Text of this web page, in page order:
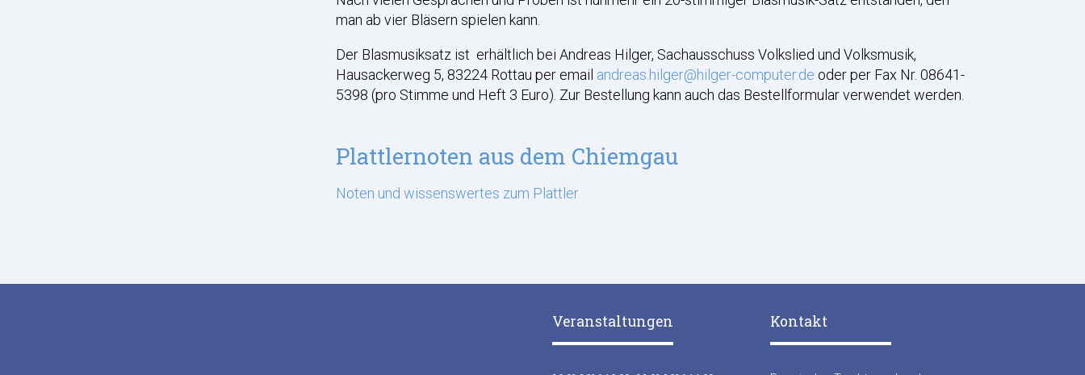
man ab vier Bläsern spielen kann.
Der Blasmusiksatz ist erhältlich bei Andreas Hilger, Sachausschuss Volkslied und Volksmusik,
Hausackerweg 5, 83224 Rottau per email andreas.hilger@hilger-computer.de oder per Fax Nr. 08641-
5398 (pro Stimme und Heft 3 Euro). Zur Bestellung kann auch das Bestellformular verwendet werden.
Plattlernoten aus dem Chiemgau
Noten und wissenswertes zum Plattler
Veranstaltungen Kontakt